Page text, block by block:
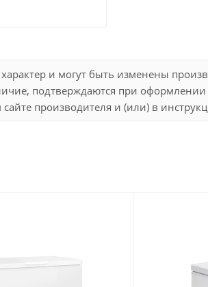
и могут быть изменены
подтверждаются при оформлении
производителя и (или) в